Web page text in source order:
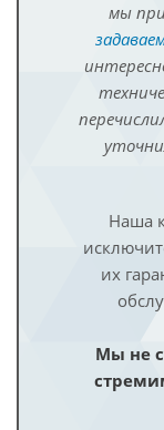
мы
Наша
их
Мы не